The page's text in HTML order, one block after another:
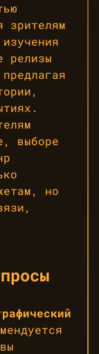
зрителям
релизы
выборе
но